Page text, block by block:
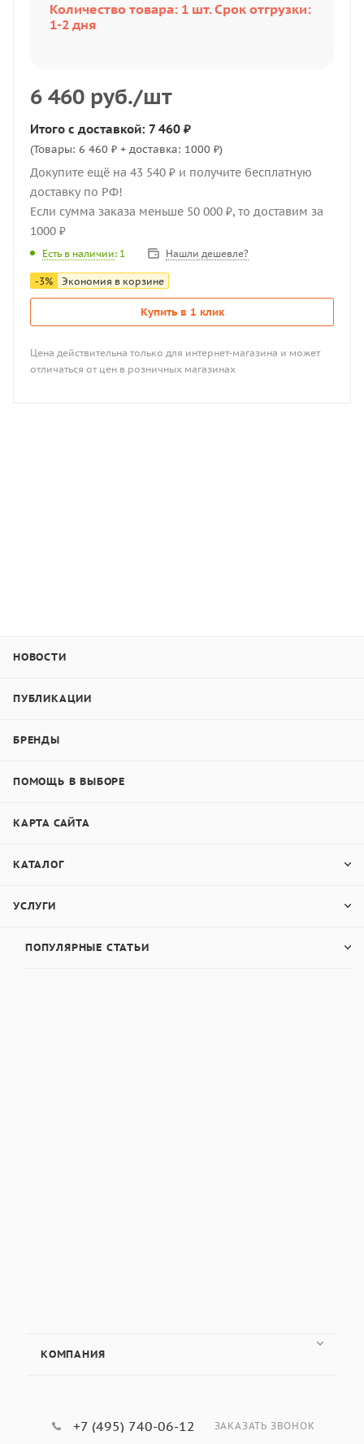
Количество товара: 1 шт. Срок отгрузки:
1-2 дня
6 460 руб./шт
Итого с доставкой: 7 460 ₽
(Товары: 6 460 ₽ + доставка: 1000 ₽)
Докупите ещё на 43 540 ₽ и получите бесплатную
доставку по РФ!
Если сумма заказа меньше 50 000 ₽, то доставим за
1000 ₽
Есть в наличии: 1 Нашли дешевле?
-3% Экономия в корзине
Купить в 1 клик
Цена действительна только для интернет-магазина и может
отличаться от цен в розничных магазинах
НОВОСТИ
ПУБЛИКАЦИИ
БРЕНДЫ
ПОМОЩЬ В ВЫБОРЕ
КАРТА САЙТА
КАТАЛОГ
УСЛУГИ
ПОПУЛЯРНЫЕ СТАТЬИ
КОМПАНИЯ
+7 (495) 740-06-12 ЗАКАЗАТЬ ЗВОНОК